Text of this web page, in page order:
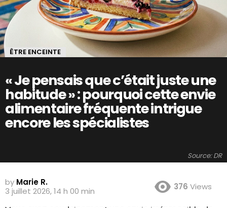
ÊTRE ENCEINTE
« Je pensais que c’était juste une
habitude » : pourquoi cette envie
alimentaire fréquente intrigue
encore les spécialistes
Source: DR
by Marie R.
3 juillet 2026, 14 h 00 min
376 Views